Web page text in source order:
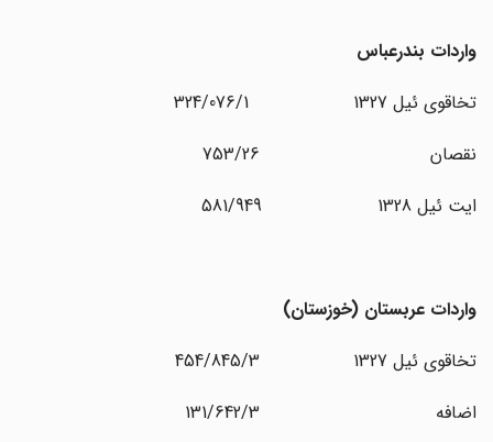
واردات بندرعباس
تخاقوی ئیل 1327 324/076/1
نقصان 753/26
ایت ئیل 1328 581/949
واردات عربستان (خوزستان)
تخاقوی ئیل 1327 454/845/3
اضافه 131/642/3